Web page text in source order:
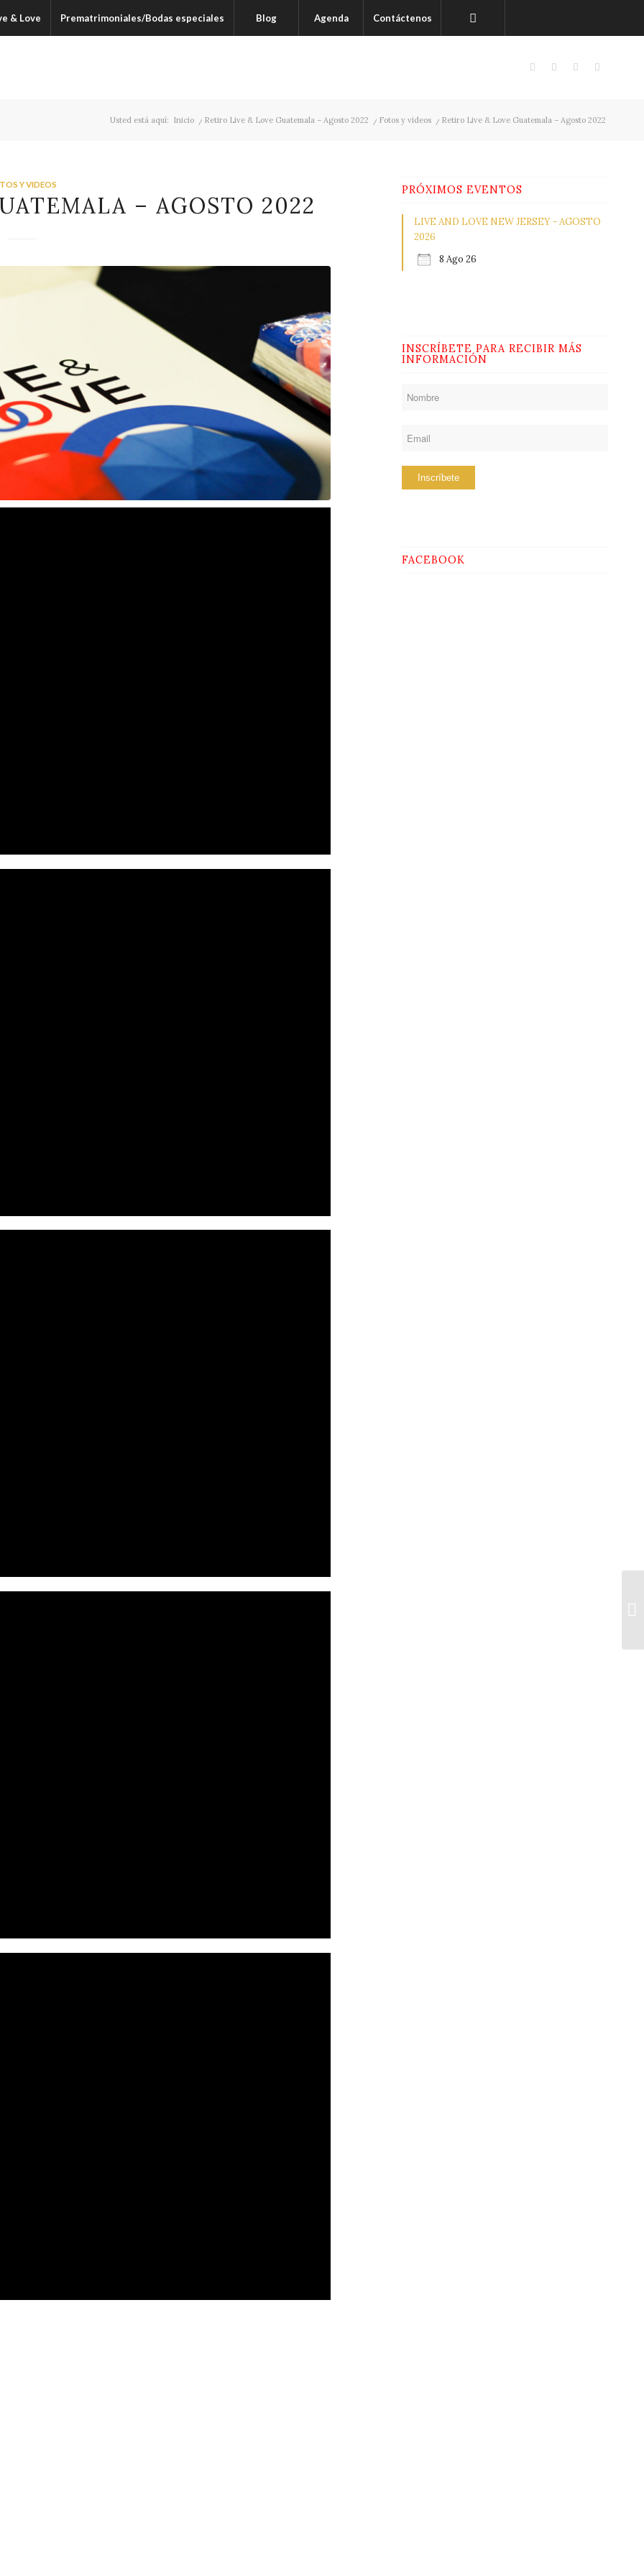
& Love Prematrimoniales/Bodas especiales Blog Agenda Contáctenos
Usted está aquí: Inicio / Retiro Live & Love Guatemala – Agosto 2022 / Fotos y videos / Retiro Live & Love Guatemala – Agosto 2022
Y VIDEOS
– AGOSTO 2022
PRÓXIMOS EVENTOS
LIVE AND LOVE NEW JERSEY - AGOSTO
2026
8 Ago 26
INSCRÍBETE PARA RECIBIR MÁS
INFORMACIÓN
FACEBOOK